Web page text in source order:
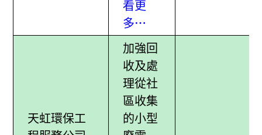
看更
多…
天虹環保工
加強回
收及處
理從社
區收集
的小型